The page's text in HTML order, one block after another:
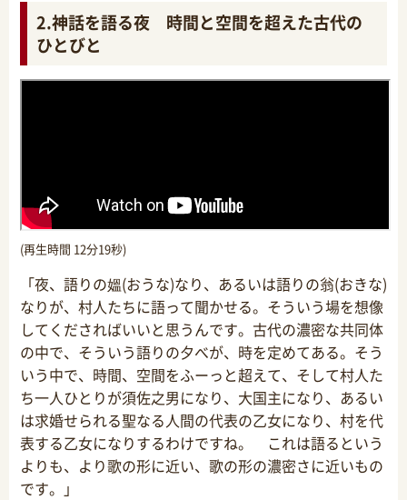
2.神話を語る夜 時間と空間を超えた古代の
ひとびと
(再生時間 12分19秒)
「夜、語りの媼(おうな)なり、あるいは語りの翁(おきな)
なりが、村人たちに語って聞かせる。そういう場を想像
してくださればいいと思うんです。古代の濃密な共同体
の中で、そういう語りの夕べが、時を定めてある。そう
いう中で、時間、空間をふーっと超えて、そして村人た
ち一人ひとりが須佐之男になり、大国主になり、あるい
は求婚せられる聖なる人間の代表の乙女になり、村を代
表する乙女になりするわけですね。 これは語るという
よりも、より歌の形に近い、歌の形の濃密さに近いもの
です。」